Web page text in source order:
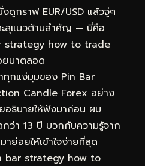
กราฟ EUR/USD แล้วจู่ๆ
ลุแนวต้านสำคัญ — นี่คือ
strategy how to trade
มาตลอด
ทุกแง่มุมของ Pin Bar
Candle Forex อย่าง
อธิบายให้ฟังมาก่อน ผม
กว่า 13 ปี บวกกับความรู้จาก
าย่อยให้เข้าใจง่ายที่สุด
bar strategy how to